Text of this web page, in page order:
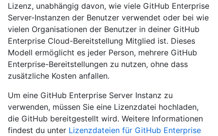
Lizenz, unabhängig davon, wie viele GitHub Enterprise
Server-Instanzen der Benutzer verwendet oder bei wie
vielen Organisationen der Benutzer in deiner GitHub
Enterprise Cloud-Bereitstellung Mitglied ist. Dieses
Modell ermöglicht es jeder Person, mehrere GitHub
Enterprise-Bereitstellungen zu nutzen, ohne dass
zusätzliche Kosten anfallen.
Um eine GitHub Enterprise Server Instanz zu
verwenden, müssen Sie eine Lizenzdatei hochladen,
die GitHub bereitgestellt wird. Weitere Informationen
findest du unter Lizenzdateien für GitHub Enterprise